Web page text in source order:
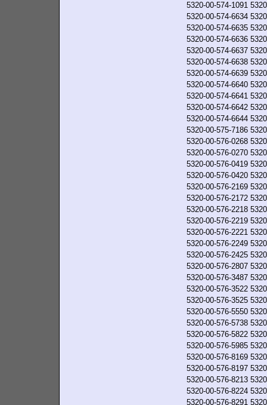
5320-00-574-1091
5320-00-574-6634
5320-00-574-6635
5320-00-574-6636
5320-00-574-6637
5320-00-574-6638
5320-00-574-6639
5320-00-574-6640
5320-00-574-6641
5320-00-574-6642
5320-00-574-6644
5320-00-575-7186
5320-00-576-0268
5320-00-576-0270
5320-00-576-0419
5320-00-576-0420
5320-00-576-2169
5320-00-576-2172
5320-00-576-2218
5320-00-576-2219
5320-00-576-2221
5320-00-576-2249
5320-00-576-2425
5320-00-576-2807
5320-00-576-3487
5320-00-576-3522
5320-00-576-3525
5320-00-576-5550
5320-00-576-5738
5320-00-576-5822
5320-00-576-5985
5320-00-576-8169
5320-00-576-8197
5320-00-576-8213
5320-00-576-8224
5320-00-576-8291